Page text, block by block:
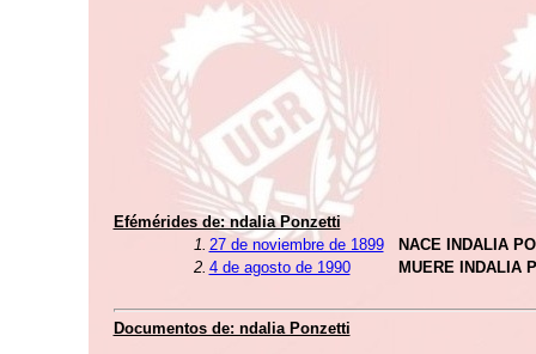
Efémérides de: ndalia Ponzetti
1. 27 de noviembre de 1899
NACE INDALIA
2. 4 de agosto de 1990 MUERE INDALIA
Documentos de: ndalia Ponzetti